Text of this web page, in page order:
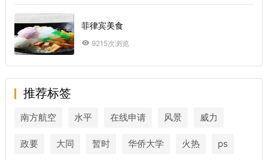
菲律宾美食
9215次浏览
推荐标签
南方航空 水平 在线申请 风景 威力
政要 大同 暂时 华侨大学 火热 ps